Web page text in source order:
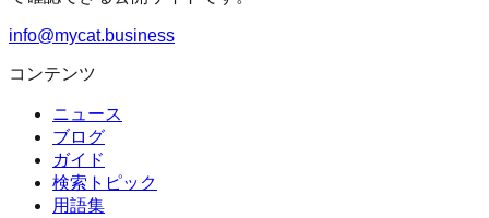
info@mycat.business
コンテンツ
ニュース
ブログ
ガイド
検索トピック
用語集